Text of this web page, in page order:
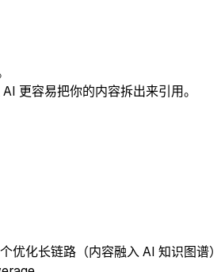
更容易把你的内容拆出来引用。
优化长链路（内容融入 AI 知识图谱）